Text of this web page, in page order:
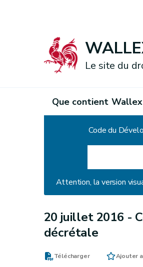
Le site du
Que contient
Code du
Attention, la version
20 juillet 2016 -
décrétale
Télécharger Ajouter